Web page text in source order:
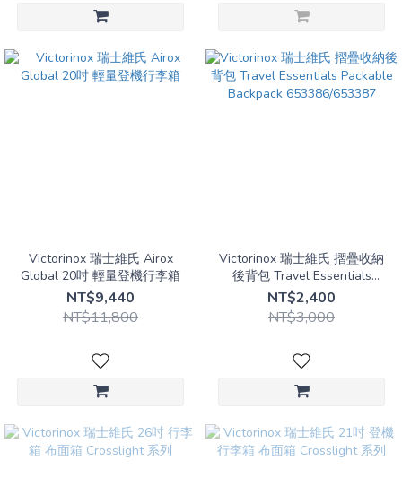
Victorinox 瑞士維氏 Airox
Global 20吋 輕量登機行李箱
NT$9,440
NT$11,800
Victorinox 瑞士維氏 摺疊收納
後背包 Travel Essentials
Packable Backpack
653386/653387
NT$2,400
NT$3,000